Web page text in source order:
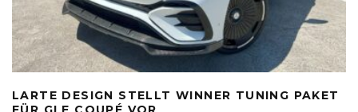
LARTE DESIGN STELLT WINNER TUNING PAKET